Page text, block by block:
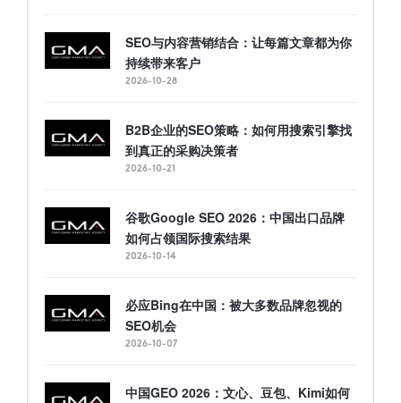
SEO与内容营销结合：让每篇文章都为你
持续带来客户
2026-10-28
B2B企业的SEO策略：如何用搜索引擎找
到真正的采购决策者
2026-10-21
谷歌Google SEO 2026：中国出口品牌
如何占领国际搜索结果
2026-10-14
必应Bing在中国：被大多数品牌忽视的
SEO机会
2026-10-07
中国GEO 2026：文心、豆包、Kimi如何